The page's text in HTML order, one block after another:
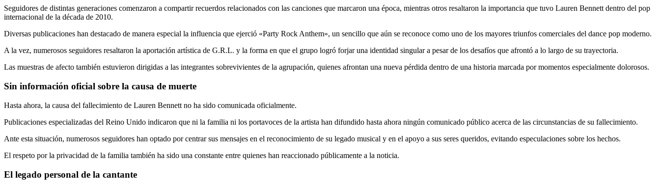
Seguidores de distintas generaciones comenzaron a compartir recuerdos relacionados con las canciones que marcaron una época, mientras otros resaltaron la importancia que tuvo Lauren Bennett dentro del pop
internacional de la década de 2010.
Diversas publicaciones han destacado de manera especial la influencia que ejerció «Party Rock Anthem», un sencillo que aún se reconoce como uno de los mayores triunfos comerciales del dance pop moderno.
A la vez, numerosos seguidores resaltaron la aportación artística de G.R.L. y la forma en que el grupo logró forjar una identidad singular a pesar de los desafíos que afrontó a lo largo de su trayectoria.
Las muestras de afecto también estuvieron dirigidas a las integrantes sobrevivientes de la agrupación, quienes afrontan una nueva pérdida dentro de una historia marcada por momentos especialmente dolorosos.
Sin información oficial sobre la causa de muerte
Hasta ahora, la causa del fallecimiento de Lauren Bennett no ha sido comunicada oficialmente.
Publicaciones especializadas del Reino Unido indicaron que ni la familia ni los portavoces de la artista han difundido hasta ahora ningún comunicado público acerca de las circunstancias de su fallecimiento.
Ante esta situación, numerosos seguidores han optado por centrar sus mensajes en el reconocimiento de su legado musical y en el apoyo a sus seres queridos, evitando especulaciones sobre los hechos.
El respeto por la privacidad de la familia también ha sido una constante entre quienes han reaccionado públicamente a la noticia.
El legado personal de la cantante